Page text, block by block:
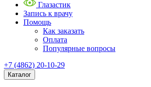
Глазастик
Запись к врачу
Помощь
Как заказать
Оплата
Популярные вопросы
+7 (4862) 20-10-29
Каталог